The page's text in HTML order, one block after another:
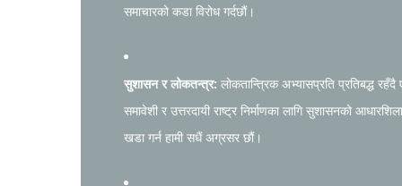
समाचारको कडा विरोध गर्दछौं।
सुशासन र लोकतन्त्र: लोकतान्त्रिक अभ्यासप्रति प्रतिबद्ध रहँदै
समावेशी र उत्तरदायी राष्ट्र निर्माणका लागि सुशासनको आधारशिला
खडा गर्न हामी सधैं अग्रसर छौं।